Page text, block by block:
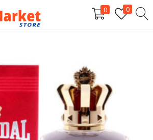
0 0
de usuario y contraseña para iniciar